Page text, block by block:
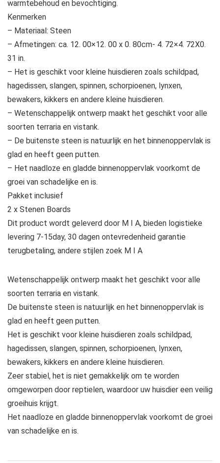
warmtebehoud en bevochtiging.
Kenmerken
– Materiaal: Steen
– Afmetingen: ca. 12. 00×12. 00 x 0. 80cm- 4. 72×4. 72X0.
31 in.
– Het is geschikt voor kleine huisdieren zoals schildpad,
hagedissen, slangen, spinnen, schorpioenen, lynxen,
bewakers, kikkers en andere kleine huisdieren.
– Wetenschappelijk ontwerp maakt het geschikt voor alle
soorten terraria en vistank.
– De buitenste steen is natuurlijk en het binnenoppervlak is
glad en heeft geen putten.
– Het naadloze en gladde binnenoppervlak voorkomt de
groei van schadelijke en is.
Pakket inclusief
2 x Stenen Boards
Dit product wordt geleverd door M I A, bieden logistieke
levering 7-15day, 30 dagen ontevredenheid garantie
terugbetaling, andere stijlen zoek M I A
Wetenschappelijk ontwerp maakt het geschikt voor alle
soorten terraria en vistank.
De buitenste steen is natuurlijk en het binnenoppervlak is
glad en heeft geen putten.
Het is geschikt voor kleine huisdieren zoals schildpad,
hagedissen, slangen, spinnen, schorpioenen, lynxen,
bewakers, kikkers en andere kleine huisdieren.
Zeer stabiel, het is niet gemakkelijk om te worden
omgeworpen door reptielen, waardoor uw huisdier een veilig
groeihuis krijgt.
Het naadloze en gladde binnenoppervlak voorkomt de groei
van schadelijke en is.